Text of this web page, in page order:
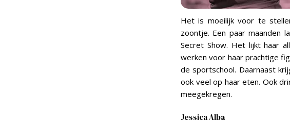
Het is moeilijk voor te
zoontje. Een paar maanden
Secret Show. Het lijkt haar
werken voor haar prachtige
de sportschool. Daarnaast
ook veel op haar eten. Ook
meegekregen.
Jessica Alba